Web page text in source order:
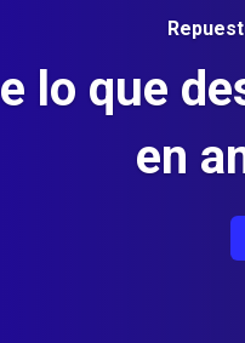
lo que
en